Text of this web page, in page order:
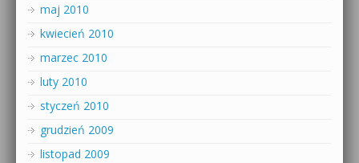
maj 2010
kwiecień 2010
marzec 2010
luty 2010
styczeń 2010
grudzień 2009
listopad 2009